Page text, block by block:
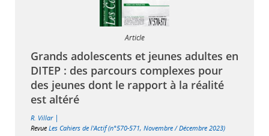
Article
Grands adolescents et jeunes adultes en
DITEP : des parcours complexes pour
des jeunes dont le rapport à la réalité
est altéré
R. Villar |
Revue Les Cahiers de l'Actif (n°570-571, Novembre / Décembre 2023)